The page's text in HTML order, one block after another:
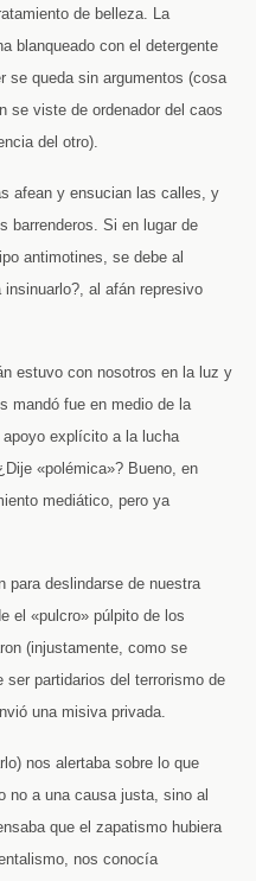
de belleza. La
blanqueado con el detergente
se queda sin argumentos (cosa
se viste de ordenador del caos
del otro).
afean y ensucian las calles, y
barrenderos. Si en lugar de
antimotines, se debe al
al afán represivo
estuvo con nosotros en la luz y
mandó fue en medio de la
explícito a la lucha
«polémica»? Bueno, en
mediático, pero ya
para deslindarse de nuestra
el «pulcro» púlpito de los
(injustamente, como se
partidarios del terrorismo de
una misiva privada.
nos alertaba sobre lo que
no a una causa justa, sino al
que el zapatismo hubiera
nos conocía